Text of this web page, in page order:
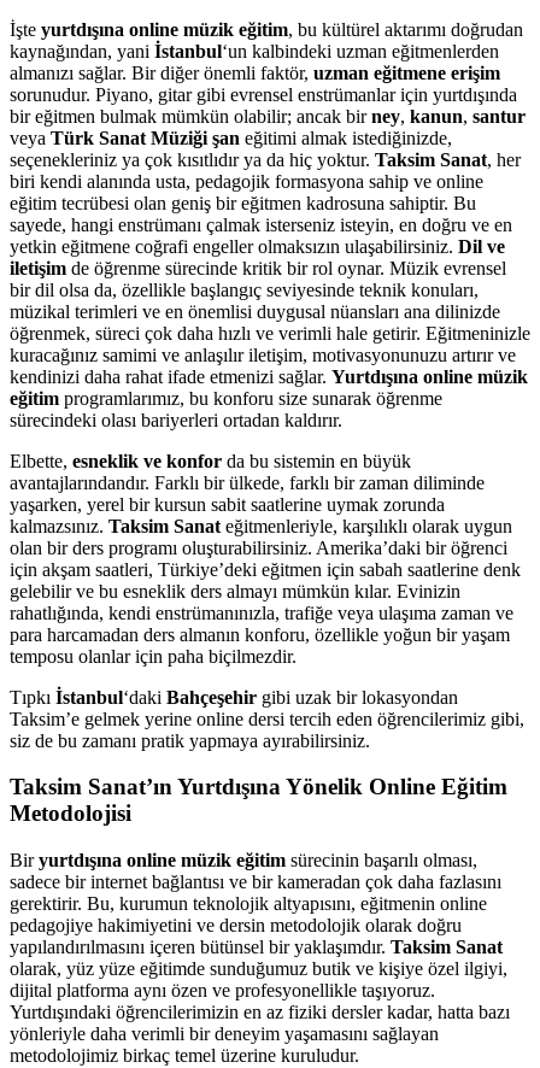
İşte yurtdışına online müzik eğitim, bu kültürel aktarımı doğrudan
kaynağından, yani İstanbul‘un kalbindeki uzman eğitmenlerden
almanızı sağlar. Bir diğer önemli faktör, uzman eğitmene erişim
sorunudur. Piyano, gitar gibi evrensel enstrümanlar için yurtdışında
bir eğitmen bulmak mümkün olabilir; ancak birney, kanun, santur
veya Türk Sanat Müziği şan eğitimi almak istediğinizde,
seçenekleriniz ya çok kısıtlıdır ya da hiç yoktur. Taksim Sanat, her
biri kendi alanında usta, pedagojik formasyona sahip ve online
eğitim tecrübesi olan geniş bir eğitmen kadrosuna sahiptir. Bu
sayede, hangi enstrümanı çalmak isterseniz isteyin, en doğru ve en
yetkin eğitmene coğrafi engeller olmaksızın ulaşabilirsiniz. Dil ve
iletişim de öğrenme sürecinde kritik bir rol oynar. Müzik evrensel
bir dil olsa da, özellikle başlangıç seviyesinde teknik konuları,
müzikal terimleri ve en önemlisi duygusal nüansları ana dilinizde
öğrenmek, süreci çok daha hızlı ve verimli hale getirir. Eğitmeninizle
kuracağınız samimi ve anlaşılır iletişim, motivasyonunuzu artırır ve
kendinizi daha rahat ifade etmenizi sağlar. Yurtdışına online müzik
eğitim programlarımız, bu konforu size sunarak öğrenme
sürecindeki olası bariyerleri ortadan kaldırır.
Elbette, esneklik ve konfor da bu sistemin en büyük
avantajlarındandır. Farklı bir ülkede, farklı bir zaman diliminde
yaşarken, yerel bir kursun sabit saatlerine uymak zorunda
kalmazsınız. Taksim Sanat eğitmenleriyle, karşılıklı olarak uygun
olan bir ders programı oluşturabilirsiniz. Amerika’daki bir öğrenci
için akşam saatleri, Türkiye’deki eğitmen için sabah saatlerine denk
gelebilir ve bu esneklik ders almayı mümkün kılar. Evinizin
rahatlığında, kendi enstrümanınızla, trafiğe veya ulaşıma zaman ve
para harcamadan ders almanın konforu, özellikle yoğun bir yaşam
temposu olanlar için paha biçilmezdir.
Tıpkı İstanbul‘daki Bahçeşehir gibi uzak bir lokasyondan
Taksim’e gelmek yerine online dersi tercih eden öğrencilerimiz gibi,
siz de bu zamanı pratik yapmaya ayırabilirsiniz.
Taksim Sanat’ın Yurtdışına Yönelik Online Eğitim
Metodolojisi
Biryurtdışına online müzik eğitim sürecinin başarılı olması,
sadece bir internet bağlantısı ve bir kameradan çok daha fazlasını
gerektirir. Bu, kurumun teknolojik altyapısını, eğitmenin online
pedagojiye hakimiyetini ve dersin metodolojik olarak doğru
yapılandırılmasını içeren bütünsel bir yaklaşımdır. Taksim Sanat
olarak, yüz yüze eğitimde sunduğumuz butik ve kişiye özel ilgiyi,
dijital platforma aynı özen ve profesyonellikle taşıyoruz.
Yurtdışındaki öğrencilerimizin en az fiziki dersler kadar, hatta bazı
yönleriyle daha verimli bir deneyim yaşamasını sağlayan
metodolojimiz birkaç temel üzerine kuruludur.